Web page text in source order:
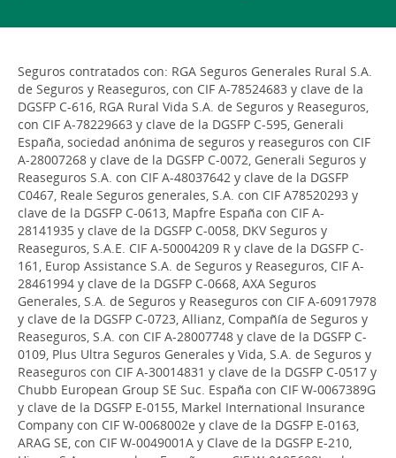
Seguros contratados con: RGA Seguros Generales Rural S.A.
de Seguros y Reaseguros, con CIF A-78524683 y clave de la
DGSFP C-616, RGA Rural Vida S.A. de Seguros y Reaseguros,
con CIF A-78229663 y clave de la DGSFP C-595, Generali
España, sociedad anónima de seguros y reaseguros con CIF
A-28007268 y clave de la DGSFP C-0072, Generali Seguros y
Reaseguros S.A. con CIF A-48037642 y clave de la DGSFP
C0467, Reale Seguros generales, S.A. con CIF A78520293 y
clave de la DGSFP C-0613, Mapfre España con CIF A-
28141935 y clave de la DGSFP C-0058, DKV Seguros y
Reaseguros, S.A.E. CIF A-50004209 R y clave de la DGSFP C-
161, Europ Assistance S.A. de Seguros y Reaseguros, CIF A-
28461994 y clave de la DGSFP C-0668, AXA Seguros
Generales, S.A. de Seguros y Reaseguros con CIF A-60917978
y clave de la DGSFP C-0723, Allianz, Compañía de Seguros y
Reaseguros, S.A. con CIF A-28007748 y clave de la DGSFP C-
0109, Plus Ultra Seguros Generales y Vida, S.A. de Seguros y
Reaseguros con CIF A-30014831 y clave de la DGSFP C-0517 y
Chubb European Group SE Suc. España con CIF W-0067389G
y clave de la DGSFP E-0155, Markel International Insurance
Company con CIF W-0068002e y clave de la DGSFP E-0163,
ARAG SE, con CIF W-0049001A y Clave de la DGSFP E-210,